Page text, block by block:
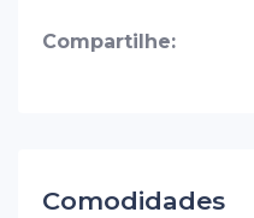
Compartilhe:
Comodidades